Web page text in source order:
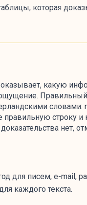
которая
какую
словами:
правильную строку и
нет,
для писем, e-mail,
каждого текста.